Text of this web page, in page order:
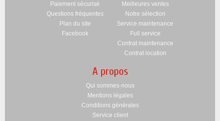
Paiement sécurisé
Questions fréquentes
Plan du site
Facebook
Meilleures ventes
Notre sélection
Service maintenance
Full service
Contrat maintenance
Contrat location
A propos
Qui sommes-nous
Mentions légales
Conditions générales
Service client